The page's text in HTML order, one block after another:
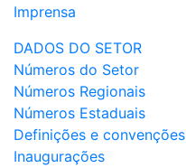
Imprensa
DADOS DO SETOR
Números do Setor
Números Regionais
Números Estaduais
Definições e convenções
Inaugurações